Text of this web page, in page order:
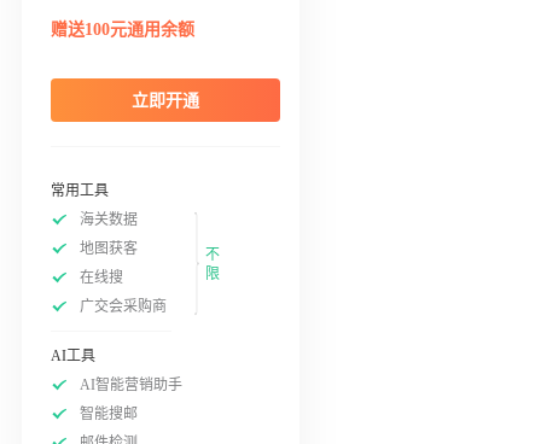
赠送100元通用余额
立即开通
常用工具
海关数据
地图获客
在线搜
广交会采购商
不
限
AI工具
AI智能营销助手
智能搜邮